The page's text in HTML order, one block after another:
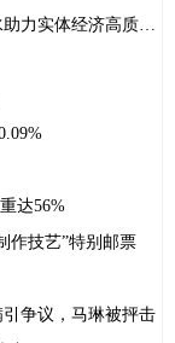
体经济高质量发展
达56%
作技艺”特别邮票
争议，马琳被抨击